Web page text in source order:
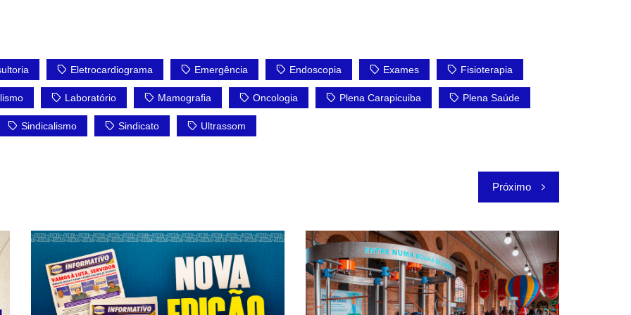
Eletrocardiograma Emergência Endoscopia Exames Fisioterapia
Laboratório Mamografia Oncologia Plena Carapicuiba Plena Saúde
Sindicalismo Sindicato Ultrassom
Próximo